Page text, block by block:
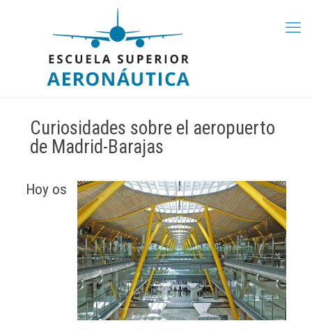
Curiosidades sobre el aeropuerto
de Madrid-Barajas
Hoy os